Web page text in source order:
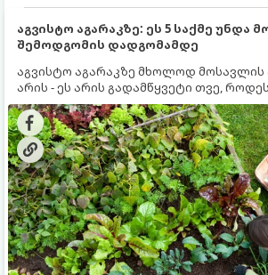
აგვისტო აგარაკზე: ეს 5 საქმე უნდა
შემოდგომის დადგომამდე
აგვისტო აგარაკზე მხოლოდ
არის - ეს არის გადამწყვეტი თვე,
ეყრება მომავალი წლის მოსავალს და
შემოდგომა-ზამთრის სეზონისთვის.
ნიადაგმა ენერგია აღიდგინოს, ხოლო
ზამთარს გაუძლონ, აგვისტოს
მნიშვნელოვანი საქმის გაკეთება